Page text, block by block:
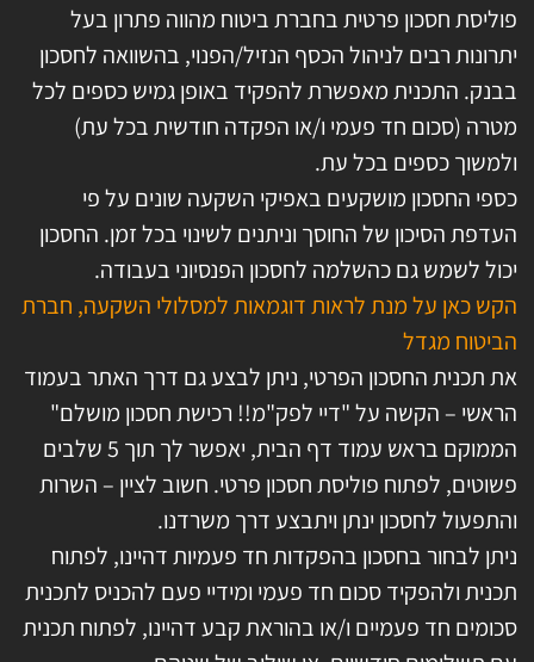
פוליסת חסכון פרטית בחברת ביטוח מהווה פתרון בעל
יתרונות רבים לניהול הכסף הנזיל/הפנוי, בהשוואה לחסכון
בבנק. התכנית מאפשרת להפקיד באופן גמיש כספים לכל
מטרה (סכום חד פעמי ו/או הפקדה חודשית בכל עת)
ולמשוך כספים בכל עת.
כספי החסכון מושקעים באפיקי השקעה שונים על פי
העדפת הסיכון של החוסך וניתנים לשינוי בכל זמן. החסכון
יכול לשמש גם כהשלמה לחסכון הפנסיוני בעבודה.
הקש כאן על מנת לראות דוגמאות למסלולי השקעה, חברת
הביטוח מגדל
את תכנית החסכון הפרטי, ניתן לבצע גם דרך האתר בעמוד
הראשי – הקשה על "דיי לפק"מ!! רכישת חסכון מושלם"
הממוקם בראש עמוד דף הבית, יאפשר לך תוך 5 שלבים
פשוטים, לפתוח פוליסת חסכון פרטי. חשוב לציין – השרות
והתפעול לחסכון ינתן ויתבצע דרך משרדנו.
ניתן לבחור בחסכון בהפקדות חד פעמיות דהיינו, לפתוח
תכנית ולהפקיד סכום חד פעמי ומידיי פעם להכניס לתכנית
סכומים חד פעמיים ו/או בהוראת קבע דהיינו, לפתוח תכנית